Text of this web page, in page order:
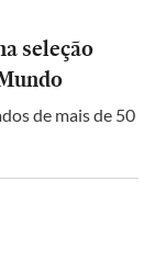
seleção
de mais de 50